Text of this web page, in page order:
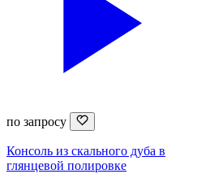
по запросу
Консоль из скального дуба в
глянцевой полировке